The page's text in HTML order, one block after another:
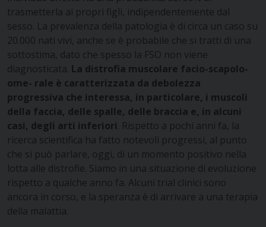
trasmetterla ai propri figli, indipendentemente dal
sesso. La prevalenza della patologia è di circa un caso su
20.000 nati vivi, anche se è probabile che si tratti di una
sottostima, dato che spesso la FSO non viene
diagnosticata. La distrofia muscolare facio-scapolo-
ome- rale è caratterizzata da debolezza
progressiva che interessa, in particolare, i muscoli
della faccia, delle spalle, delle braccia e, in alcuni
casi, degli arti inferiori. Rispetto a pochi anni fa, la
ricerca scientifica ha fatto notevoli progressi, al punto
che si può parlare, oggi, di un momento positivo nella
lotta alle distrofie. Siamo in una situazione di evoluzione
rispetto a qualche anno fa. Alcuni trial clinici sono
ancora in corso, e la speranza è di arrivare a una terapia
della malattia.